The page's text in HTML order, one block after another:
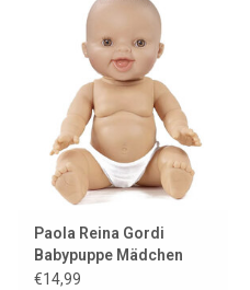
Paola Reina Gordi
Babypuppe Mädchen
lacht
€14,99